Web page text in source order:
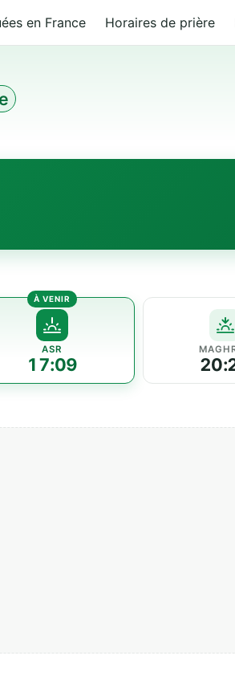
en France Horaires de prière
ASR
17:09